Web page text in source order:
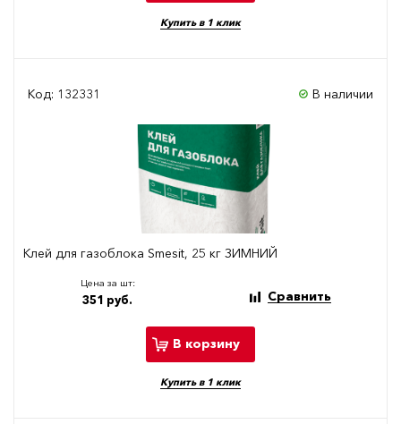
Купить в 1 клик
Код: 132331 В наличии
Клей для газоблока Smesit, 25 кг ЗИМНИЙ
Цена за шт:
351 руб. Сравнить
В корзину
Купить в 1 клик